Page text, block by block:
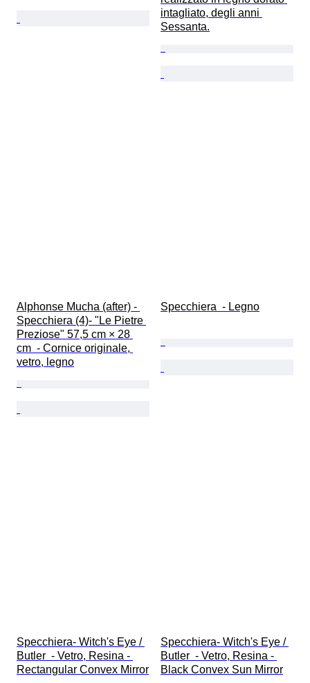
intagliato, degli anni
Sessanta.
Alphonse Mucha (after) -
Specchiera (4)- "Le Pietre
Preziose" 57,5 cm × 28
cm  - Cornice originale,
vetro, legno
Specchiera  - Legno
Specchiera- Witch's Eye /
Butler  - Vetro, Resina -
Rectangular Convex Mirror
Specchiera- Witch's Eye /
Butler  - Vetro, Resina -
Black Convex Sun Mirror